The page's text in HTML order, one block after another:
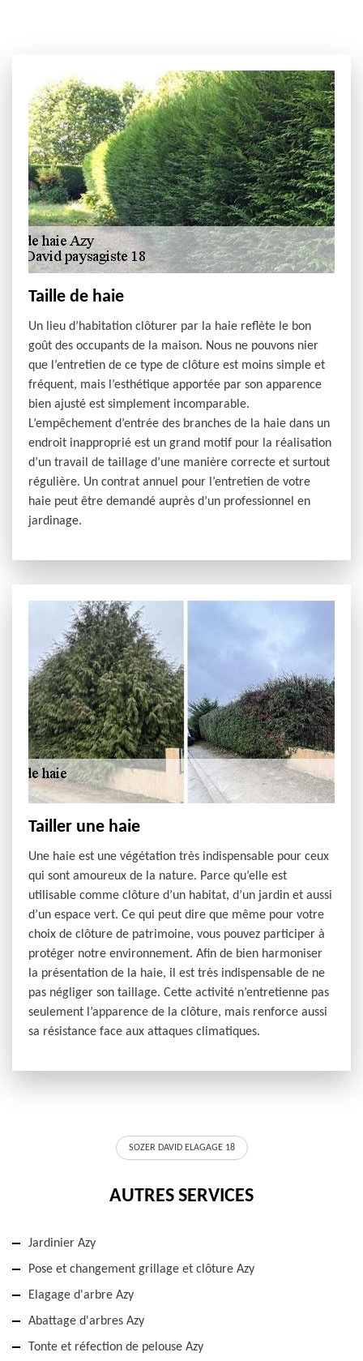
Taille de haie
Un lieu d’habitation clôturer par la haie reflète le bon
goût des occupants de la maison. Nous ne pouvons nier
que l’entretien de ce type de clôture est moins simple et
fréquent, mais l’esthétique apportée par son apparence
bien ajusté est simplement incomparable.
L’empêchement d’entrée des branches de la haie dans un
endroit inapproprié est un grand motif pour la réalisation
d’un travail de taillage d’une manière correcte et surtout
régulière. Un contrat annuel pour l’entretien de votre
haie peut être demandé auprès d’un professionnel en
jardinage.
Tailler une haie
Une haie est une végétation très indispensable pour ceux
qui sont amoureux de la nature. Parce qu’elle est
utilisable comme clôture d’un habitat, d’un jardin et aussi
d’un espace vert. Ce qui peut dire que même pour votre
choix de clôture de patrimoine, vous pouvez participer à
protéger notre environnement. Afin de bien harmoniser
la présentation de la haie, il est très indispensable de ne
pas négliger son taillage. Cette activité n’entretienne pas
seulement l’apparence de la clôture, mais renforce aussi
sa résistance face aux attaques climatiques.
SOZER DAVID ELAGAGE 18
AUTRES SERVICES
Jardinier Azy
Pose et changement grillage et clôture Azy
Elagage d'arbre Azy
Abattage d'arbres Azy
Tonte et réfection de pelouse Azy